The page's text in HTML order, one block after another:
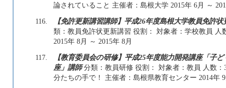
論されていること 主催者：島根大学 2015年 6月 ～
116.
【免許更新講習講師】平成26年度島根大学教員免許
類：教員免許状更新講習 役割： 対象者：学校教員
2015年 8月 ～ 2015年 8月
117.
【教育委員会の研修】平成25年度能力開発講座「子
座」講師分類：教員研修 役割： 対象者：教員 人数
分たちの手で！ 主催者：島根県教育センター 2014年